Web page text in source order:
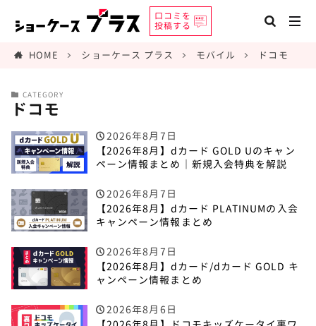
口コミを
投稿する
HOME ショーケース プラス モバイル ドコモ
CATEGORY
ドコモ
2026年8月7日
【2026年8月】dカード GOLD Uのキャン
ペーン情報まとめ｜新規入会特典を解説
2026年8月7日
【2026年8月】dカード PLATINUMの入会
キャンペーン情報まとめ
2026年8月7日
【2026年8月】dカード/dカード GOLD キ
ャンペーン情報まとめ
2026年8月6日